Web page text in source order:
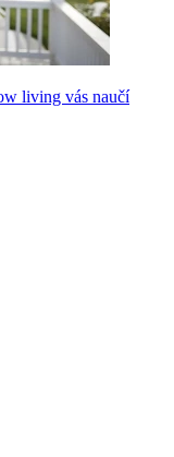
living vás naučí